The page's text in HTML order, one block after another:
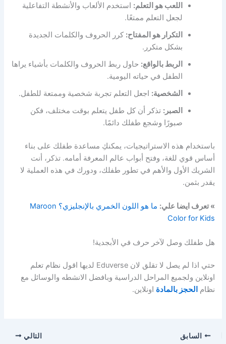
اللعب هو التعلم: استخدم الألعاب والأنشطة التفاعلية
لجعل التعلم ممتعًا.
التكرار هو المفتاح: كرر الحروف والكلمات الجديدة
بشكل متكرر.
الربط بالواقع: حاول ربط الحروف والكلمات بأشياء يراها
الطفل في حياته اليومية.
الشخصية: اجعل التعلم تجربة شخصية وممتعة للطفل.
الصبر: تذكر أن كل طفل يتعلم بوقت مختلف، فكن
صبورًا وشجع طفلك دائمًا.
باستخدام هذه الاستراتيجيات، يمكنكِ مساعدة طفلك على بناء
أساس قوي للغة، وفتح أبواب عالم المعرفة أمامه. تذكر، أنت
الشريك الأول والأهم في تطور طفلك، ودورك في هذه العملية لا
يقدر بثمن.
» تعرف ايضا علي:
ما هو اللون الخمري بالإنجليزي؟ Maroon
Color for Kids
هل طفلك وصل لآخر حرف في الأبجدية!
حتي اذا لم يصل لا تقلق لان Eduverse لديها اقول نظام تعلم
اونلاين ولجميع المراحل الدراسية وبافضل الانشطه والوسائل مع
نظام الحجز بالمادة اونلاين.
السابق التالي